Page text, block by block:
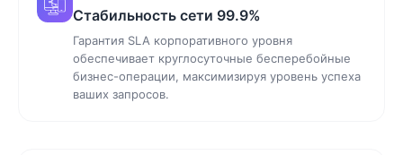
Стабильность сети 99.9%
Гарантия SLA корпоративного уровня
обеспечивает круглосуточные бесперебойные
бизнес-операции, максимизируя уровень успеха
ваших запросов.